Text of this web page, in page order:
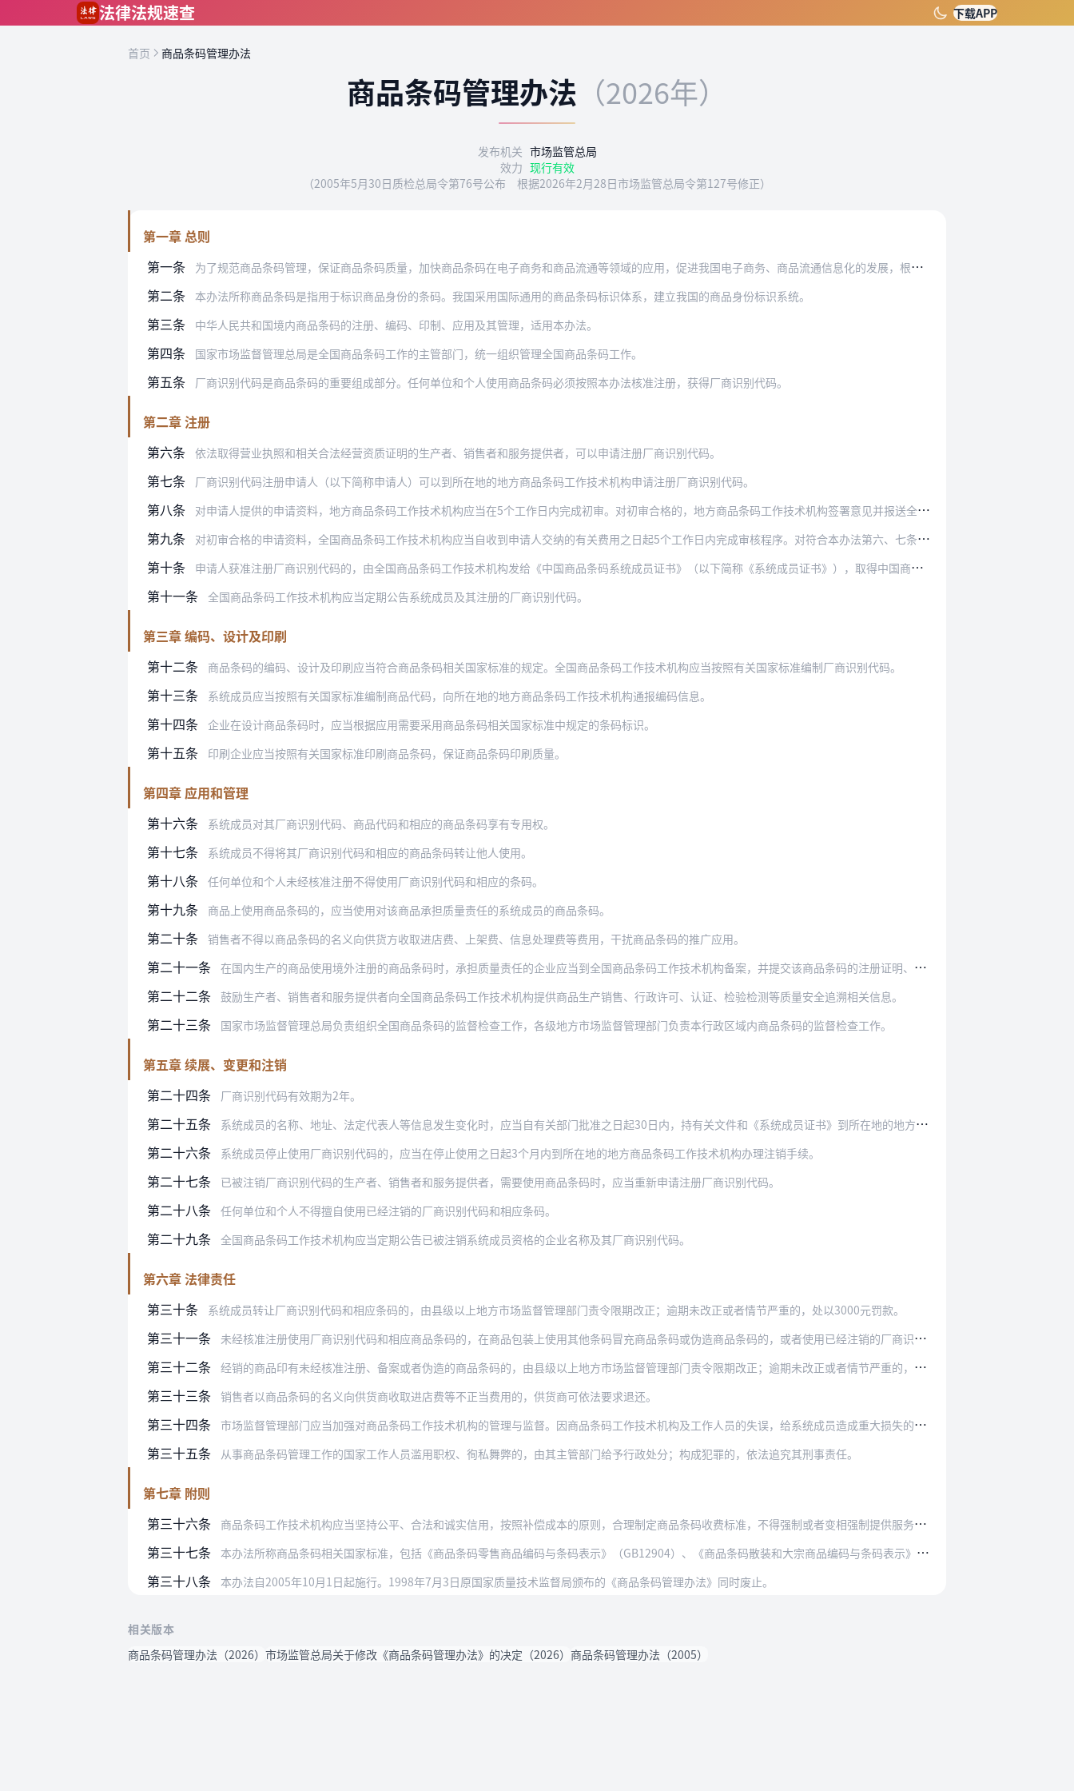
法律法规速查 下载APP
首页 商品条码管理办法
商品条码管理办法 （2026年）
发布机关 市场监管总局
效力 现行有效
（2005年5月30日质检总局令第76号公布 根据2026年2月28日市场监管总局令第127号修正）
第一章 总则
第一条
为了规范商品条码管理，保证商品条码质量，加快商品条码在电子商务和商品流通等领域的应用，促进我国电子商务、商品流通信息化的发展，根据国家有关规定，制定本办法。
第二条 本办法所称商品条码是指用于标识商品身份的条码。我国采用国际通用的商品条码标识体系，建立我国的商品身份标识系统。
第三条 中华人民共和国境内商品条码的注册、编码、印制、应用及其管理，适用本办法。
第四条 国家市场监督管理总局是全国商品条码工作的主管部门，统一组织管理全国商品条码工作。
第五条 厂商识别代码是商品条码的重要组成部分。任何单位和个人使用商品条码必须按照本办法核准注册，获得厂商识别代码。
第二章 注册
第六条
依法取得营业执照和相关合法经营资质证明的生产者、销售者和服务提供者，可以申请注册厂商识别代码。
第七条 厂商识别代码注册申请人（以下简称申请人）可以到所在地的地方商品条码工作技术机构申请注册厂商识别代码。
第八条 对申请人提供的申请资料，地方商品条码工作技术机构应当在5个工作日内完成初审。对初审合格的，地方商品条码工作技术机构签署意见并报送全国商品条码工作技术机构审批；对…
第九条 对初审合格的申请资料，全国商品条码工作技术机构应当自收到申请人交纳的有关费用之日起5个工作日内完成审核程序。对符合本办法第六、七条规定要求的，全国商品条码工作技…
第十条 申请人获准注册厂商识别代码的，由全国商品条码工作技术机构发给《中国商品条码系统成员证书》（以下简称《系统成员证书》），取得中国商品条码系统成员（以下简称系统成员…
第十一条 全国商品条码工作技术机构应当定期公告系统成员及其注册的厂商识别代码。
第三章 编码、设计及印刷
第十二条
商品条码的编码、设计及印刷应当符合商品条码相关国家标准的规定。全国商品条码工作技术机构应当按照有关国家标准编制厂商识别代码。
第十三条 系统成员应当按照有关国家标准编制商品代码，向所在地的地方商品条码工作技术机构通报编码信息。
第十四条 企业在设计商品条码时，应当根据应用需要采用商品条码相关国家标准中规定的条码标识。
第十五条 印刷企业应当按照有关国家标准印刷商品条码，保证商品条码印刷质量。
第四章 应用和管理
第十六条
系统成员对其厂商识别代码、商品代码和相应的商品条码享有专用权。
第十七条 系统成员不得将其厂商识别代码和相应的商品条码转让他人使用。
第十八条 任何单位和个人未经核准注册不得使用厂商识别代码和相应的条码。
第十九条 商品上使用商品条码的，应当使用对该商品承担质量责任的系统成员的商品条码。
第二十条 销售者不得以商品条码的名义向供货方收取进店费、上架费、信息处理费等费用，干扰商品条码的推广应用。
第二十一条 在国内生产的商品使用境外注册的商品条码时，承担质量责任的企业应当到全国商品条码工作技术机构备案，并提交该商品条码的注册证明、授权委托书等相关材料。
第二十二条 鼓励生产者、销售者和服务提供者向全国商品条码工作技术机构提供商品生产销售、行政许可、认证、检验检测等质量安全追溯相关信息。
第二十三条 国家市场监督管理总局负责组织全国商品条码的监督检查工作，各级地方市场监督管理部门负责本行政区域内商品条码的监督检查工作。
第五章 续展、变更和注销
第二十四条
厂商识别代码有效期为2年。
第二十五条 系统成员的名称、地址、法定代表人等信息发生变化时，应当自有关部门批准之日起30日内，持有关文件和《系统成员证书》到所在地的地方商品条码工作技术机构办理变更手续。
第二十六条 系统成员停止使用厂商识别代码的，应当在停止使用之日起3个月内到所在地的地方商品条码工作技术机构办理注销手续。
第二十七条 已被注销厂商识别代码的生产者、销售者和服务提供者，需要使用商品条码时，应当重新申请注册厂商识别代码。
第二十八条 任何单位和个人不得擅自使用已经注销的厂商识别代码和相应条码。
第二十九条 全国商品条码工作技术机构应当定期公告已被注销系统成员资格的企业名称及其厂商识别代码。
第六章 法律责任
第三十条
系统成员转让厂商识别代码和相应条码的，由县级以上地方市场监督管理部门责令限期改正；逾期未改正或者情节严重的，处以3000元罚款。
第三十一条 未经核准注册使用厂商识别代码和相应商品条码的，在商品包装上使用其他条码冒充商品条码或伪造商品条码的，或者使用已经注销的厂商识别代码和相应商品条码的，由县级以上地…
第三十二条 经销的商品印有未经核准注册、备案或者伪造的商品条码的，由县级以上地方市场监督管理部门责令限期改正；逾期未改正或者情节严重的，处以10000元以下罚款。
第三十三条 销售者以商品条码的名义向供货商收取进店费等不正当费用的，供货商可依法要求退还。
第三十四条 市场监督管理部门应当加强对商品条码工作技术机构的管理与监督。因商品条码工作技术机构及工作人员的失误，给系统成员造成重大损失的，依法给予行政处分。
第三十五条 从事商品条码管理工作的国家工作人员滥用职权、徇私舞弊的，由其主管部门给予行政处分；构成犯罪的，依法追究其刑事责任。
第七章 附则
第三十六条
商品条码工作技术机构应当坚持公平、合法和诚实信用，按照补偿成本的原则，合理制定商品条码收费标准，不得强制或者变相强制提供服务并收取价款。
第三十七条 本办法所称商品条码相关国家标准，包括《商品条码零售商品编码与条码表示》（GB12904）、《商品条码散装和大宗商品编码与条码表示》（GB/T44899）、《商品…
第三十八条 本办法自2005年10月1日起施行。1998年7月3日原国家质量技术监督局颁布的《商品条码管理办法》同时废止。
相关版本
商品条码管理办法（2026） 市场监管总局关于修改《商品条码管理办法》的决定（2026） 商品条码管理办法（2005）